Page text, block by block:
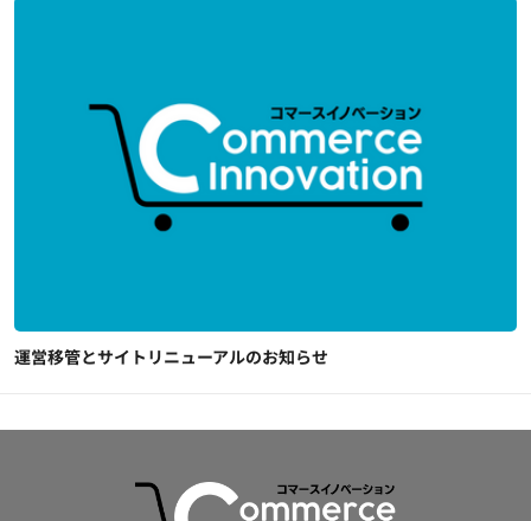
運営移管とサイトリニューアルのお知らせ